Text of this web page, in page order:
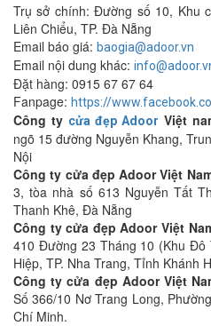
Trụ sở chính: Đường số 10, Khu
Liên Chiểu, TP. Đà Nẵng
Email báo giá: baogia@adoor.vn
Email nội dung khác:
Đặt hàng: 0915 67 67 64
Fanpage: https://
Công ty cửa đẹp Adoor Việt
ngõ 15 đường Nguyễn Khang,
Nội
Công ty cửa đẹp Adoor Việt
3, tòa nhà số 613 Nguyễn Tất
Thanh Khê, Đà Nẵng
Công ty cửa đẹp Adoor Việt
410 Đường 23 Tháng 10 (Khu
Hiệp, TP. Nha Trang, Tỉnh Khánh
Công ty cửa đẹp Adoor Việt
Số 366/10 Nơ Trang Long,
Chí Minh.